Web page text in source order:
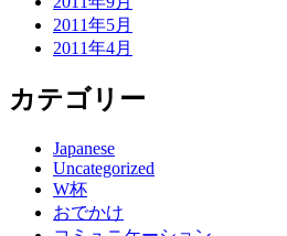
2011年5月
2011年4月
カテゴリー
Japanese
Uncategorized
W杯
おでかけ